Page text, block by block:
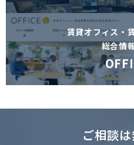
賃貸オフィス・
総合情
ご相談